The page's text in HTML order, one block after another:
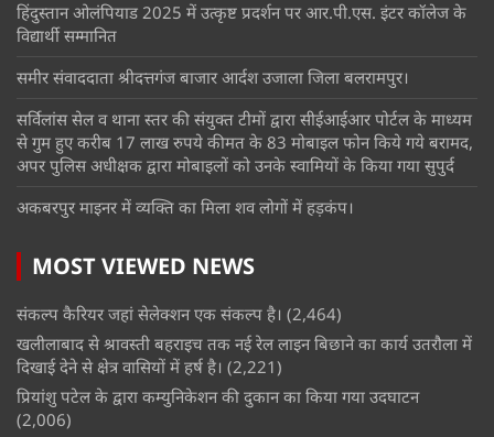
हिंदुस्तान ओलंपियाड 2025 में उत्कृष्ट प्रदर्शन पर आर.पी.एस. इंटर कॉलेज के
विद्यार्थी सम्मानित
समीर संवाददाता श्रीदत्तगंज बाजार आर्दश उजाला जिला बलरामपुर।
सर्विलांस सेल व थाना स्तर की संयुक्त टीमों द्वारा सीईआईआर पोर्टल के माध्यम
से गुम हुए करीब 17 लाख रुपये कीमत के 83 मोबाइल फोन किये गये बरामद,
अपर पुलिस अधीक्षक द्वारा मोबाइलों को उनके स्वामियों के किया गया सुपुर्द
अकबरपुर माइनर में व्यक्ति का मिला शव लोगों में हड़कंप।
MOST VIEWED NEWS
संकल्प कैरियर जहां सेलेक्शन एक संकल्प है। (2,464)
खलीलाबाद से श्रावस्ती बहराइच तक नई रेल लाइन बिछाने का कार्य उतरौला में
दिखाई देने से क्षेत्र वासियों में हर्ष है। (2,221)
प्रियांशु पटेल के द्वारा कम्युनिकेशन की दुकान का किया गया उदघाटन
(2,006)